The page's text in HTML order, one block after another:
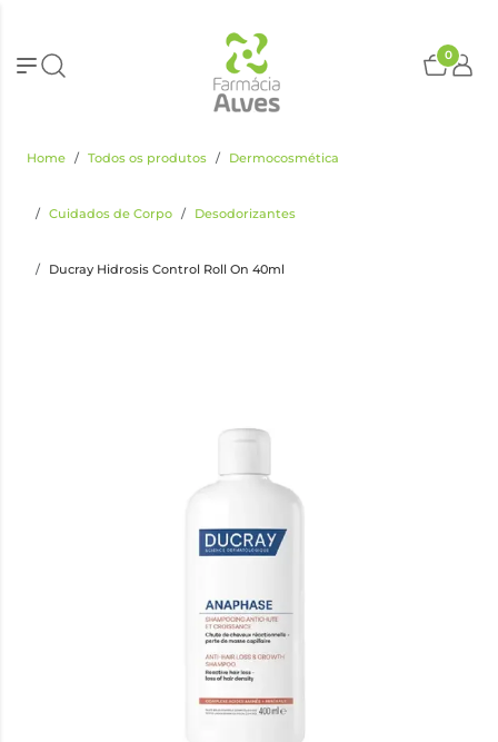
0
Home Todos os produtos Dermocosmética
Cuidados de Corpo Desodorizantes
Ducray Hidrosis Control Roll On 40ml